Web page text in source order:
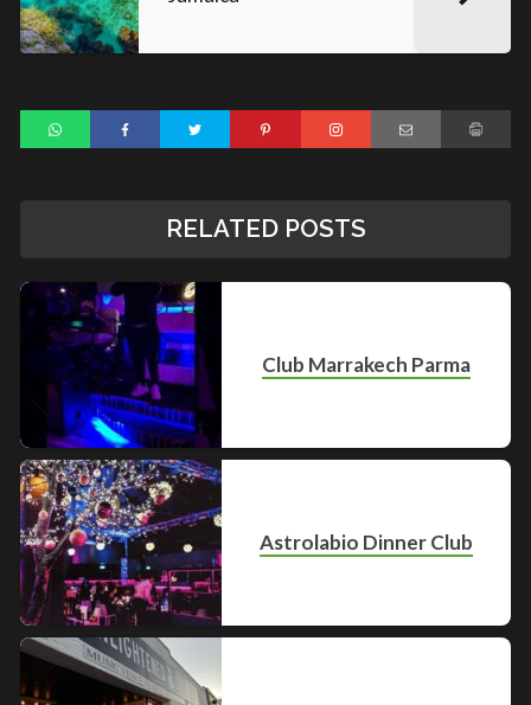
RELATED POSTS
Club Marrakech Parma
Astrolabio Dinner Club